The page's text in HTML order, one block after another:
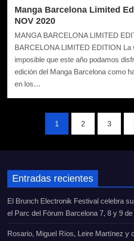
Manga Barcelona Limited
NOV 2020
MANGA BARCELONA LIMITED
BARCELONA LIMITED EDITION La
imposible que este año podamos
edición del Manga Barcelona como
en los…
Navegación
entradas
1 2 3
Entradas recientes
El Brunch Electronik Festival celebra
el Parc del Fòrum Barcelona 7, 8 y 9
Rosario, Miguel Ríos, Leire Martínez y